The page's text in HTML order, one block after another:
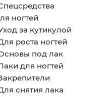
ногтей
за кутикулой
роста ногтей
под лак
для ногтей
снятия лака